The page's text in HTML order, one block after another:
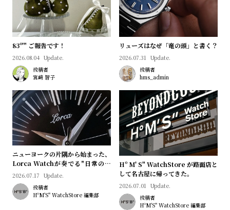
計
証
プ
ラ
ス
印
ー
ビ
ス
よ
く
あ
る
問
お
問
い
合
せ
83º'" ご報告です！
2026.08.04 Update.
投稿者
宮﨑 智子
リューズはなぜ「竜の頭」と書く？
2026.07.31 Update.
投稿者
hms_admin
ニューヨークの片隅から始まった、
Lorca Watchが奏でる"日常のロ
マン"｜Brand Picks #08
2026.07.17 Update.
投稿者
HºM'S" WatchStore 編集部
Hº M' S" WatchStore が路面店と
して名古屋に帰ってきた。
2026.07.01 Update.
投稿者
HºM'S" WatchStore 編集部